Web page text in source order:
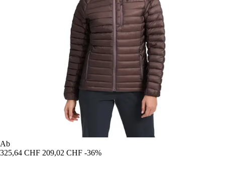
Ab
325,64 CHF 209,02 CHF -36%